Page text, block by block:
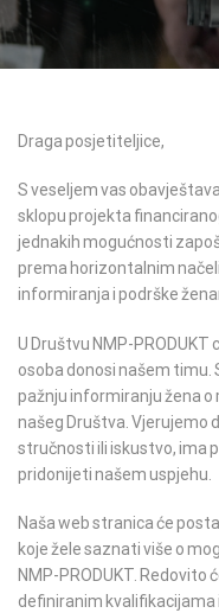
Informiranje
o
žena
Draga posjetiteljice,
S veseljem vas
sklopu projekta
jednakih mogućnosti
prema horizontalnim
informiranja i podrške
U Društvu NMP-
osoba donosi našem
pažnju informiranju žena
našeg Društva. Vjerujemo
stručnosti ili iskustvo, ima
pridonijeti našem uspjehu.
Naša web stranica će
koje žele saznati više o
NMP-PRODUKT. Redovito
definiranim kvalifikacijama